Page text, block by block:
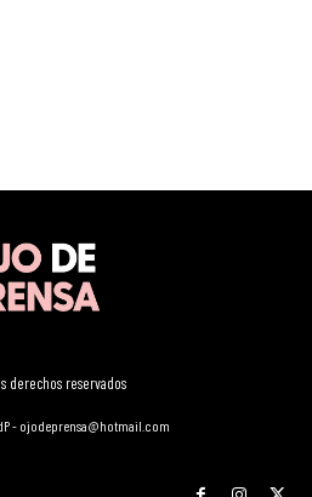
derechos reservados
- ojodeprensa@hotmail.com